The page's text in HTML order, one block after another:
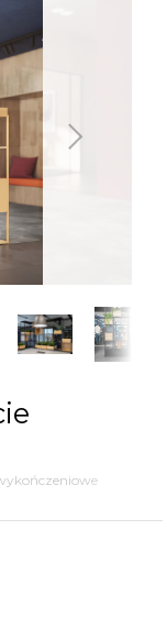
Następny